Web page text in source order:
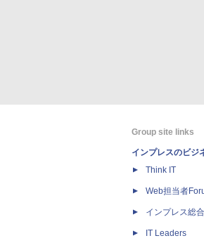
Group site links
インプレスのビジ
Think IT
Web担当者
インプレス総
IT Leaders